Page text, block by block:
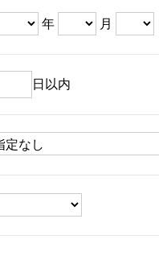
年 月
日以内